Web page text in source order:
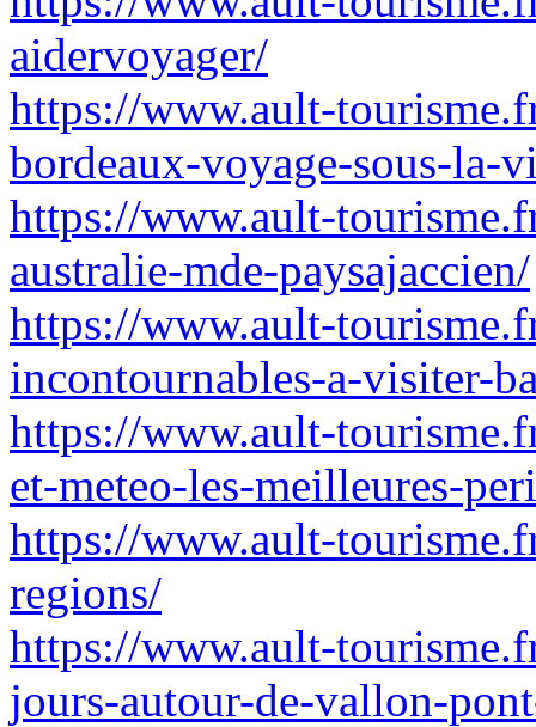
aidervoyager/
https://www.ault-
bordeaux-voyage-sous-la-
https://www.ault-
australie-mde-paysajaccien/
https://www.ault-
incontournables-a-visiter-
https://www.ault-
et-meteo-les-meilleures-
https://www.ault-
regions/
https://www.ault-
jours-autour-de-vallon-